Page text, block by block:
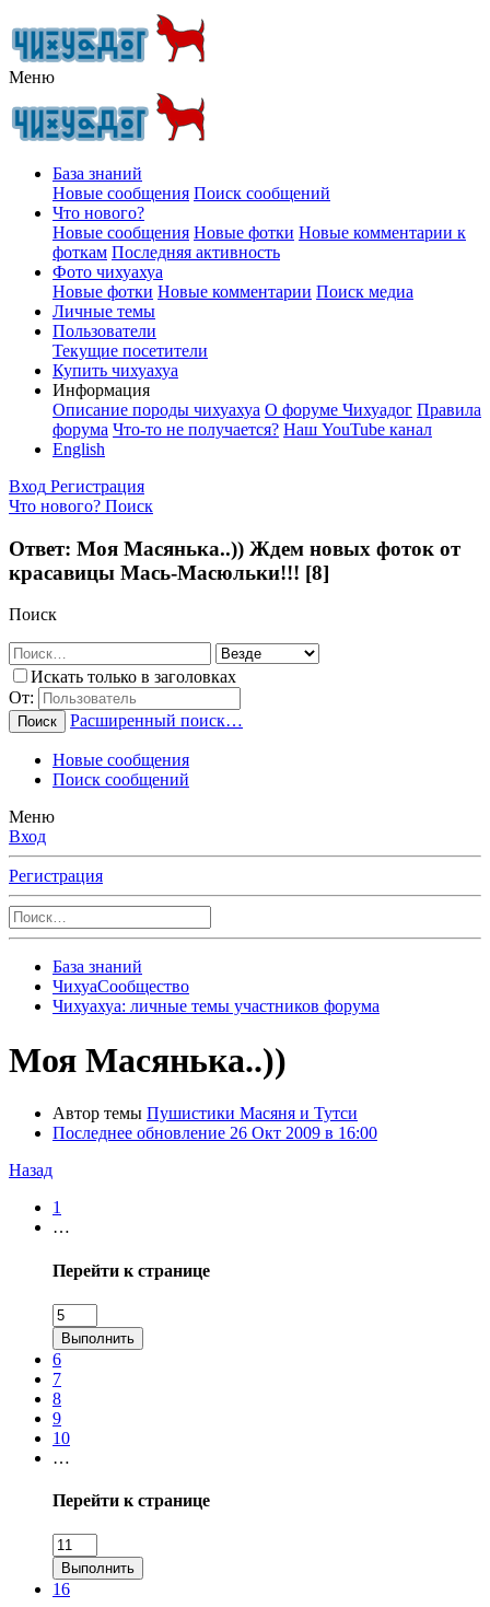
Меню
База знаний
Новые сообщения Поиск сообщений
Что нового?
Новые сообщения Новые фотки Новые комментарии к
фоткам Последняя активность
Фото чихуахуа
Новые фотки Новые комментарии Поиск медиа
Личные темы
Пользователи
Текущие посетители
Купить чихуахуа
Информация
Описание породы чихуахуа О форуме Чихуадог Правила
форума Что-то не получается? Наш YouTube канал
English
Вход Регистрация
Что нового? Поиск
Ответ: Моя Масянька..)) Ждем новых фоток от
красавицы Мась-Масюльки!!! [8]
Поиск
Искать только в заголовках
От:
Поиск Расширенный поиск…
Новые сообщения
Поиск сообщений
Меню
Вход
Регистрация
База знаний
ЧихуаСообщество
Чихуахуа: личные темы участников форума
Моя Масянька..))
Автор темы Пушистики Масяня и Тутси
Последнее обновление 26 Окт 2009 в 16:00
Назад
1
…
Перейти к странице
Выполнить
6
7
8
9
10
…
Перейти к странице
Выполнить
16